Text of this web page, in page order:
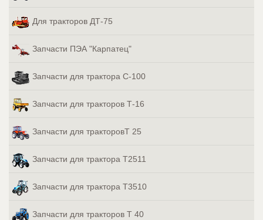
Для тракторов ДТ-75
Запчасти ПЭА "Карпатец"
Запчасти для трактора С-100
Запчасти для тракторов Т-16
Запчасти для тракторовТ 25
Запчасти для трактора Т2511
Запчасти для трактора Т3510
Запчасти для тракторов Т 40